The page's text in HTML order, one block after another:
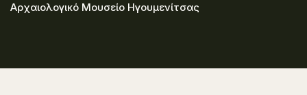
Αρχαιολογικό Μουσείο Ηγουμενίτσας